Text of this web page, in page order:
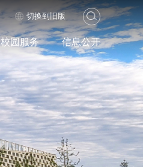
切换到旧版
校园服务 信息公开